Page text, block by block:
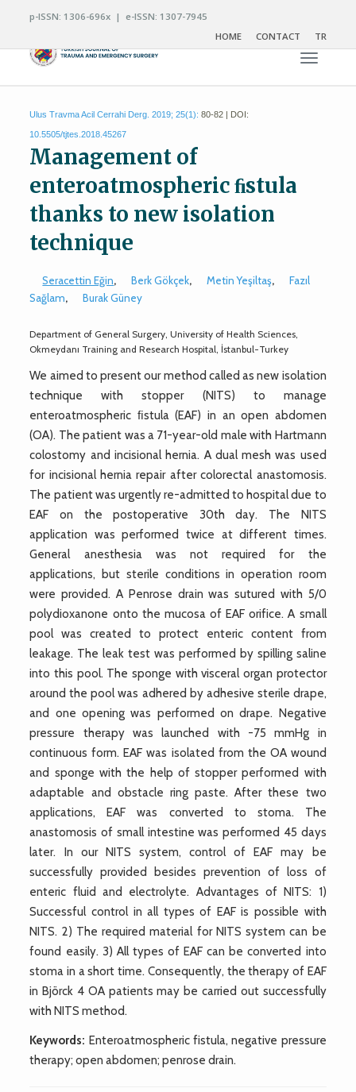
p-ISSN: 1306-696x | e-ISSN: 1307-7945
HOME
CONTACT TR
Toggle
Ulus Travma Acil Cerrahi Derg. 2019; 25(1): 80-82 | DOI:
10.5505/tjtes.2018.45267
Management of
enteroatmospheric ﬁstula
thanks to new isolation
technique
Seracettin Eğin, Berk Gökçek, Metin Yeşiltaş,
Fazıl
Sağlam, Burak Güney
Department of General Surgery, University of Health Sciences,
Okmeydanı Training and Research Hospital, İstanbul-Turkey
We aimed to present our method called as new isolation
technique with stopper (NITS) to manage
enteroatmospheric ﬁstula (EAF) in an open abdomen
(OA). The patient was a 71-year-old male with Hartmann
colostomy and incisional hernia. A dual mesh was used
for incisional hernia repair after colorectal anastomosis.
The patient was urgently re-admitted to hospital due to
EAF on the postoperative 30th day. The NITS
application was performed twice at different times.
General anesthesia was not required for the
applications, but sterile conditions in operation room
were provided. A Penrose drain was sutured with 5/0
polydioxanone onto the mucosa of EAF orifice. A small
pool was created to protect enteric content from
leakage. The leak test was performed by spilling saline
into this pool. The sponge with visceral organ protector
around the pool was adhered by adhesive sterile drape,
and one opening was performed on drape. Negative
pressure therapy was launched with -75 mmHg in
continuous form. EAF was isolated from the OA wound
and sponge with the help of stopper performed with
adaptable and obstacle ring paste. After these two
applications, EAF was converted to stoma. The
anastomosis of small intestine was performed 45 days
later. In our NITS system, control of EAF may be
successfully provided besides prevention of loss of
enteric fluid and electrolyte. Advantages of NITS: 1)
Successful control in all types of EAF is possible with
NITS. 2) The required material for NITS system can be
found easily. 3) All types of EAF can be converted into
stoma in a short time. Consequently, the therapy of EAF
in Björck 4 OA patients may be carried out successfully
with NITS method.
Keywords: Enteroatmospheric fistula, negative pressure
therapy; open abdomen; penrose drain.